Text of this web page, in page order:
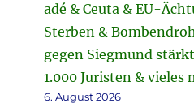
adé & Ceuta & EU-
Sterben &
gegen Siegmund
1.000 Juristen & vieles
6. August 2026